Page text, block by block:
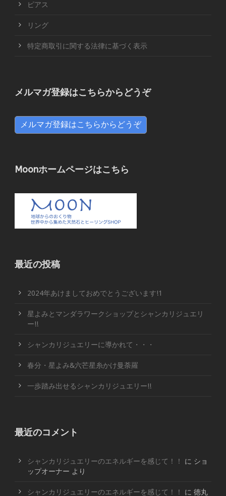
ピアス
リング
特定商取引に関する法律に基づく表示
メルマガ登録はこちらからどうぞ
メルマガ登録はこちらからどうぞ
Moonホームページはこちら
最近の投稿
2024年あけましておめでとうございます!1
星よみとマンダラワークショップとシャンカリジュエリ
ー!!
シャンカリジュエリーに導かれて・・・
春分・星よみ&六芒星糸かけ曼荼羅
一歩踏み出せるシャンカリジュエリー!!
最近のコメント
シャンカリジュエリーのエネルギーを感じて！！ に ショ
ップオーナー より
シャンカリジュエリーのエネルギーを感じて！！ に 徳丸